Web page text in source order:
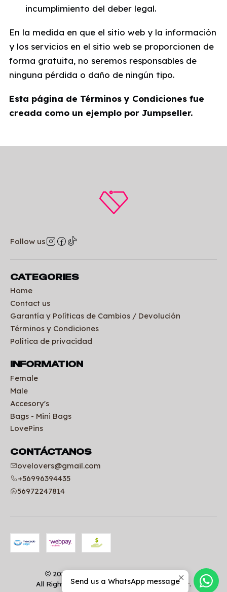
incumplimiento del deber legal.
En la medida en que el sitio web y la información
y los servicios en el sitio web se proporcionen de
forma gratuita, no seremos responsables de
ninguna pérdida o daño de ningún tipo.
Esta página de Términos y Condiciones fue
creada como un ejemplo por Jumpseller.
Follow us
CATEGORIES
Home
Contact us
Garantía y Políticas de Cambios / Devolución
Términos y Condiciones
Política de privacidad
INFORMATION
Female
Male
Accesory's
Bags - Mini Bags
LovePins
CONTÁCTANOS
ovelovers@gmail.com
+56996394435
56972247814
2026 Uniformes clínicos | OVELOVERS.
All Rights Reserved. Powered by Jumpseller.
Send us a WhatsApp message